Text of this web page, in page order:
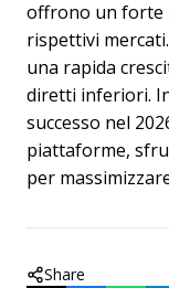
offrono un forte
rispettivi
una rapida
diretti inferiori.
successo nel
piattaforme,
per
Share